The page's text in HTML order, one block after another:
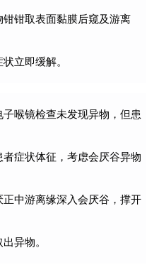
钳取表面黏膜后窥及游离
立即缓解。
喉镜检查未发现异物，但患
症状体征，考虑会厌谷异物
中游离缘深入会厌谷，撑开
异物。